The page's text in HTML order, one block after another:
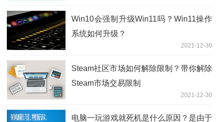
Win10会强制升级Win11吗？Win11操作
系统如何升级？
2021-12-30
Steam社区市场如何解除限制？带你解除
Steam市场交易限制
2021-12-30
电脑一玩游戏就死机是什么原因？是由于